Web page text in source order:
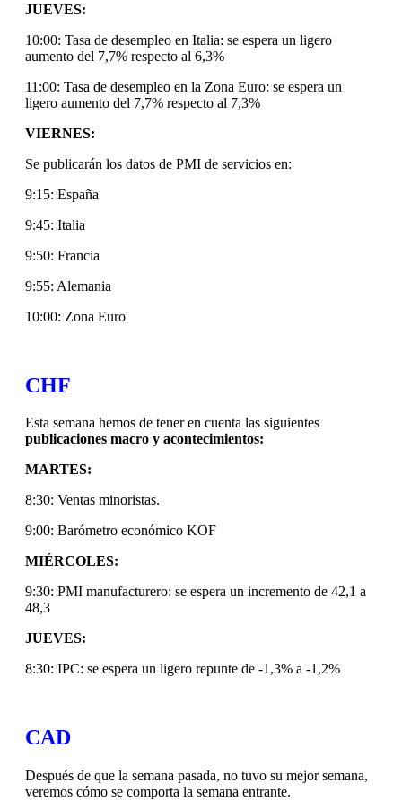
JUEVES:
10:00: Tasa de desempleo en Italia: se espera un ligero
aumento del 7,7% respecto al 6,3%
11:00: Tasa de desempleo en la Zona Euro: se espera un
ligero aumento del 7,7% respecto al 7,3%
VIERNES:
Se publicarán los datos de PMI de servicios en:
9:15: España
9:45: Italia
9:50: Francia
9:55: Alemania
10:00: Zona Euro
CHF
Esta semana hemos de tener en cuenta las siguientes
publicaciones macro y acontecimientos:
MARTES:
8:30: Ventas minoristas.
9:00: Barómetro económico KOF
MIÉRCOLES:
9:30: PMI manufacturero: se espera un incremento de 42,1 a
48,3
JUEVES:
8:30: IPC: se espera un ligero repunte de -1,3% a -1,2%
CAD
Después de que la semana pasada, no tuvo su mejor semana,
veremos cómo se comporta la semana entrante.